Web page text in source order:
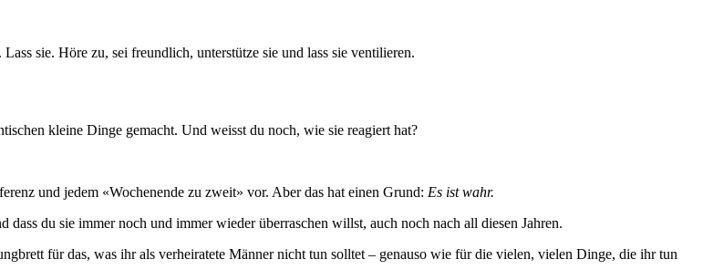
sie. Höre zu, sei freundlich, unterstütze sie und lass sie ventilieren.
kleine Dinge gemacht. Und weisst du noch, wie sie reagiert hat?
und jedem «Wochenende zu zweit» vor. Aber das hat einen Grund: Es ist wahr.
du sie immer noch und immer wieder überraschen willst, auch noch nach all diesen Jahren.
für das, was ihr als verheiratete Männer nicht tun solltet – genauso wie für die vielen, vielen Dinge, die ihr tun